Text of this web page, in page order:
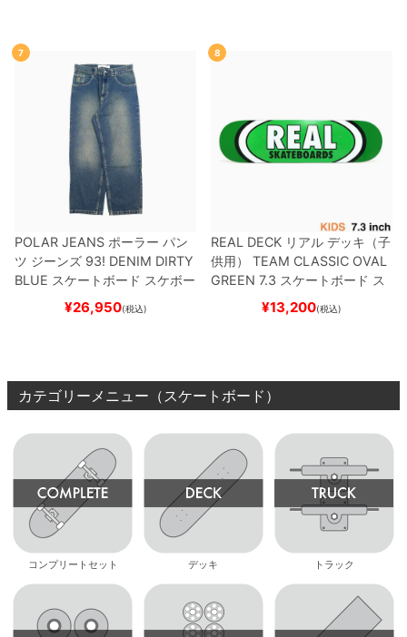
ー
7
POLAR JEANS ポーラー パン
ツ ジーンズ 93! DENIM DIRTY
BLUE スケートボード スケボー
¥26,950(税込)
8
REAL DECK リアル デッキ（子
供用）
TEAM CLASSIC OVAL
GREEN 7.3 スケートボード ス
¥13,200(税込)
カテゴリーメニュー（スケートボード）
コンプリートセット デッキ トラック